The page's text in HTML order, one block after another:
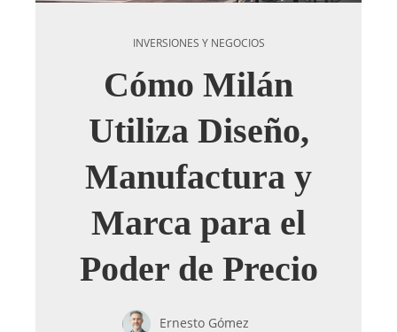
INVERSIONES Y NEGOCIOS
Cómo Milán
Utiliza Diseño,
Manufactura y
Marca para el
Poder de Precio
Ernesto Gómez